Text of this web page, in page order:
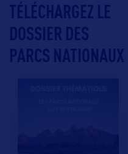
TÉLÉCHARGEZ LE
DOSSIER DES
PARCS NATIONAUX